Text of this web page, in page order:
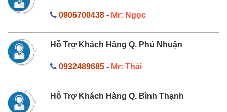
0906700438- Mr: Ngọc
Hỗ Trợ Khách Hàng Q. Phú Nhuận
0932489685- Mr: Thái
Hỗ Trợ Khách Hàng Q. Bình Thạnh